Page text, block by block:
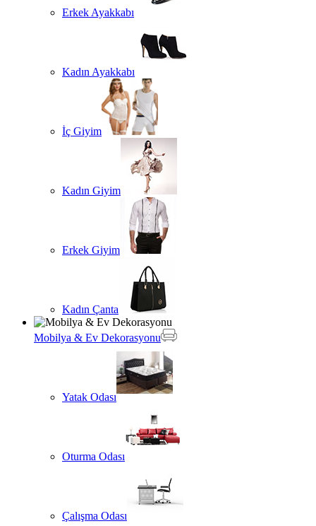
Erkek Ayakkabı
Kadın Ayakkabı
İç Giyim
Kadın Giyim
Erkek Giyim
Kadın Çanta
Mobilya & Ev Dekorasyonu
Yatak Odası
Oturma Odası
Çalışma Odası